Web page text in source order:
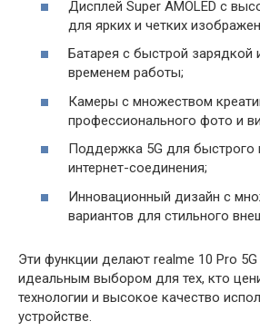
Дисплей Super AMOLED с
для ярких и четких
Батарея с быстрой зарядкой
временем работы;
Камеры с множеством
профессионального фото и
Поддержка 5G для быстрого
интернет-соединения;
Инновационный дизайн с
вариантов для стильного
Эти функции делают realme 10 Pro 5G
идеальным выбором для тех, кто
технологии и высокое качество
устройстве.